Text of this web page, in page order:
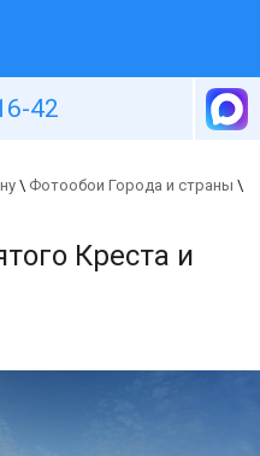
42
\ Фотообои Города и страны \
Креста и